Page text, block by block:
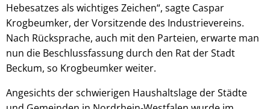
Hebesatzes als wichtiges Zeichen“, sagte Caspar
Krogbeumker, der Vorsitzende des Industrievereins.
Nach Rücksprache, auch mit den Parteien, erwarte man
nun die Beschlussfassung durch den Rat der Stadt
Beckum, so Krogbeumker weiter.
Angesichts der schwierigen Haushaltslage der Städte